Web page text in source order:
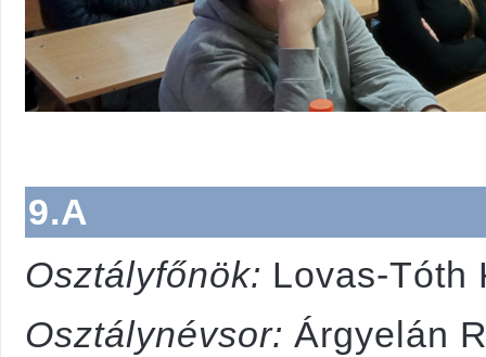
9.A
Osztályfőnök: Lovas-Tóth
Osztálynévsor: Árgyelán